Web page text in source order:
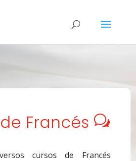
Francés w
cursos de Francés